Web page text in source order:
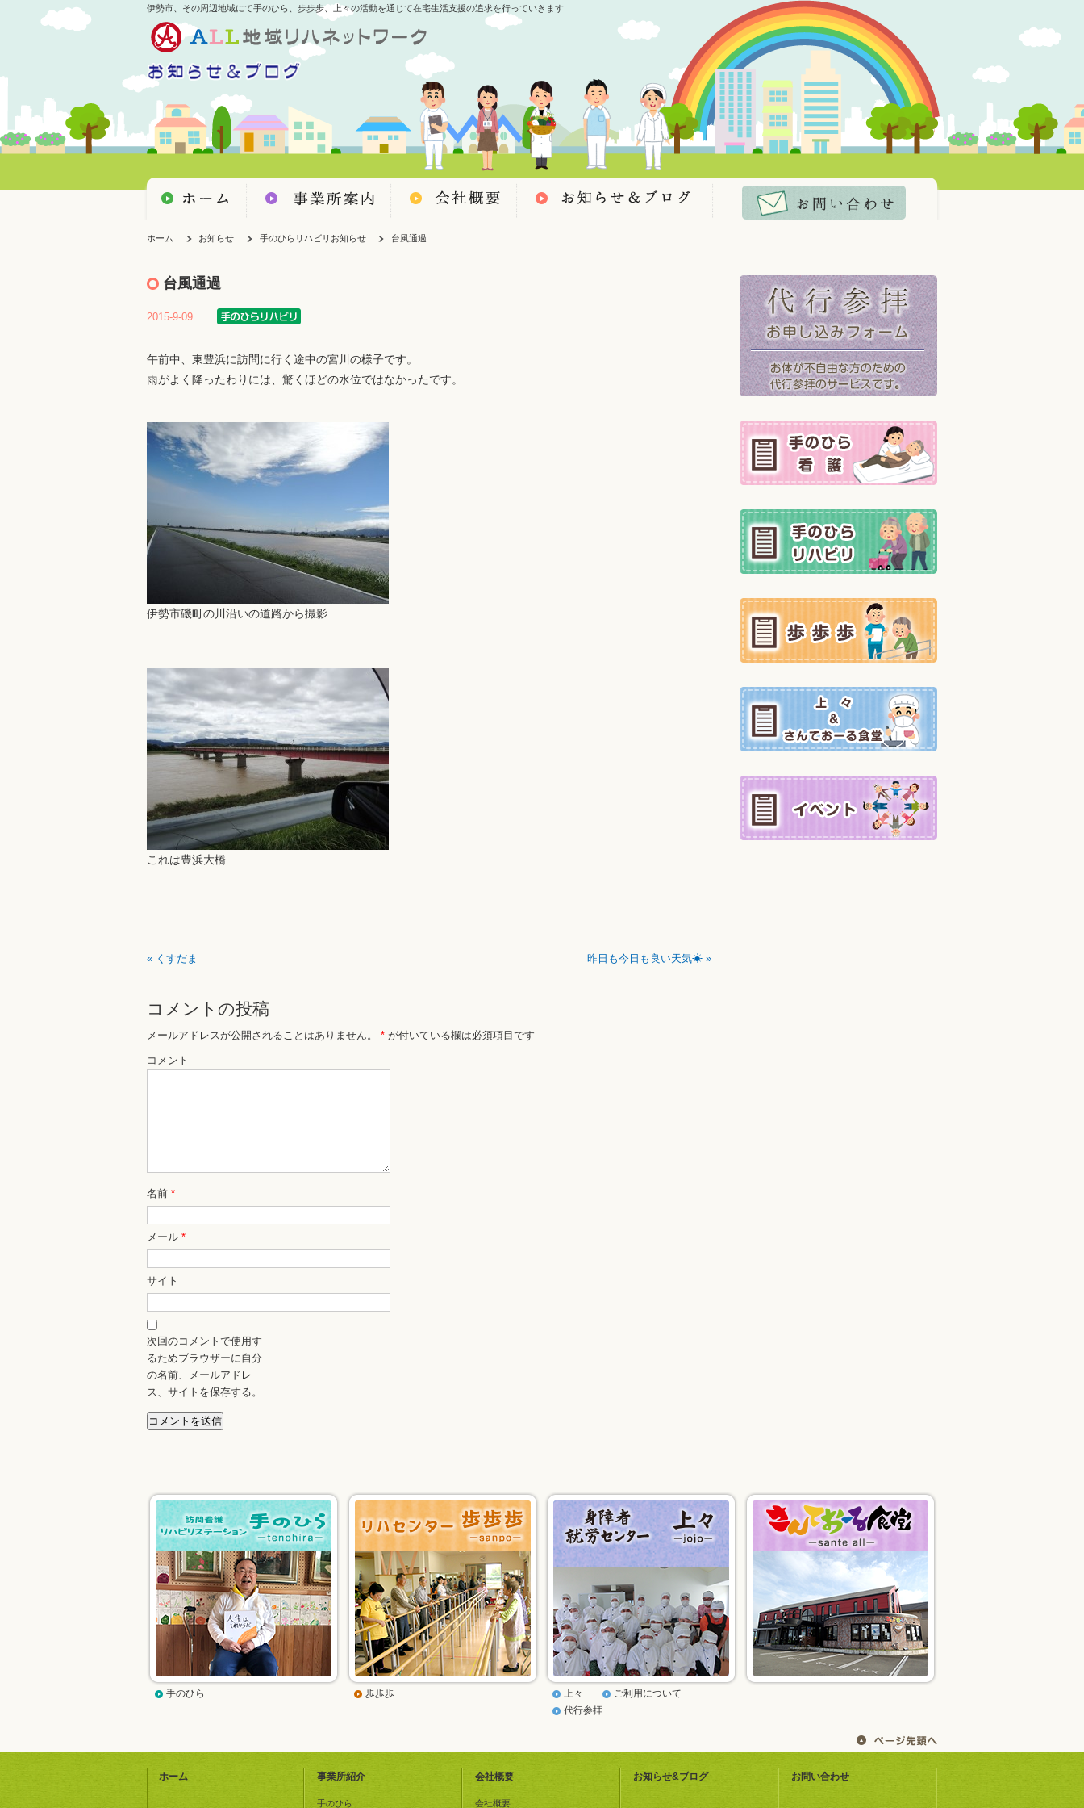
伊勢市、その周辺地域にて手のひら、歩歩歩、上々の活動を通じて在宅生活支援の追求を行っていきます
ホーム お知らせ 手のひらリハビリお知らせ 台風通過
台風通過
2015-9-09
午前中、東豊浜に訪問に行く途中の宮川の様子です。
雨がよく降ったわりには、驚くほどの水位ではなかったです。
伊勢市磯町の川沿いの道路から撮影
これは豊浜大橋
« くすだま 昨日も今日も良い天気☀ »
コメントの投稿
メールアドレスが公開されることはありません。 * が付いている欄は必須項目です
コメント
名前 *
メール *
サイト
次回のコメントで使用す
るためブラウザーに自分
の名前、メールアドレ
ス、サイトを保存する。
手のひら 歩歩歩 上々
ご利用について
代行参拝
ホーム 事業所紹介
手のひら
会社概要
会社概要
お知らせ&ブログ お問い合わせ